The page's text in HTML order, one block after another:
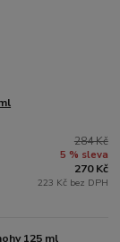
284 Kč
5 % sleva
270 Kč
223 Kč bez DPH
125 ml